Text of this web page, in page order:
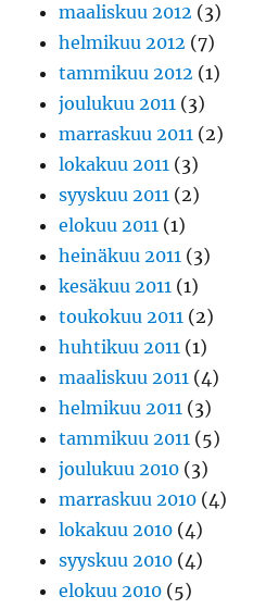
maaliskuu 2012 (3)
helmikuu 2012 (7)
tammikuu 2012 (1)
joulukuu 2011 (3)
marraskuu 2011 (2)
lokakuu 2011 (3)
syyskuu 2011 (2)
elokuu 2011 (1)
heinäkuu 2011 (3)
kesäkuu 2011 (1)
toukokuu 2011 (2)
huhtikuu 2011 (1)
maaliskuu 2011 (4)
helmikuu 2011 (3)
tammikuu 2011 (5)
joulukuu 2010 (3)
marraskuu 2010 (4)
lokakuu 2010 (4)
syyskuu 2010 (4)
elokuu 2010 (5)